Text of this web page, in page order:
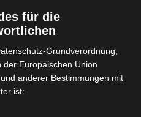
behilflich.
die Decke
tapzieren
weiß
Wände zuvor
altrose
für die
Grundverordnung,
Europäischen Union
anderer Bestimmungen mit
ist: